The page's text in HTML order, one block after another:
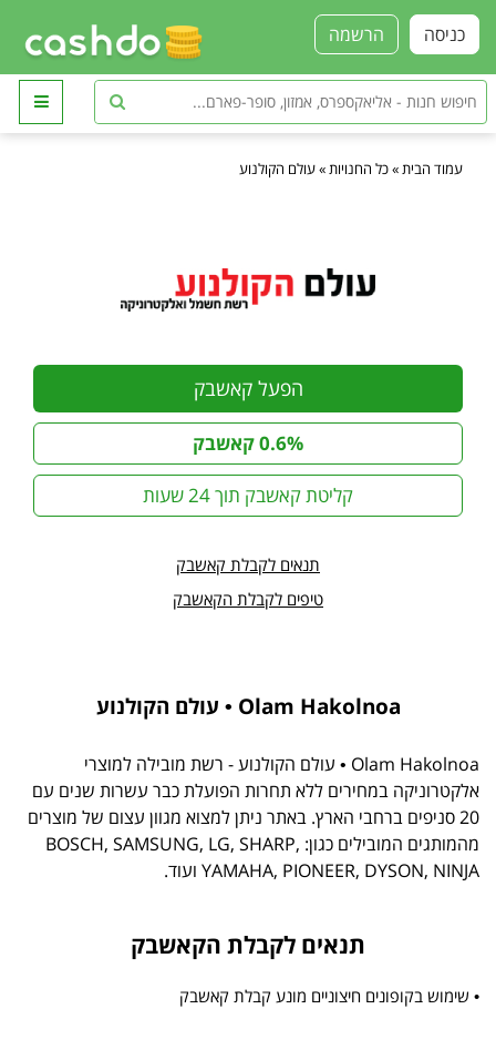
הרשמה כניסה
עמוד הבית »כל החנויות »עולם הקולנוע
הפעל קאשבק
0.6% קאשבק
קליטת קאשבק תוך 24 שעות
תנאים לקבלת קאשבק
טיפים לקבלת הקאשבק
Olam Hakolnoa • עולם הקולנוע
Olam Hakolnoa • עולם הקולנוע - רשת מובילה למוצרי
אלקטרוניקה במחירים ללא תחרות הפועלת כבר עשרות שנים עם
20 סניפים ברחבי הארץ. באתר ניתן למצוא מגוון עצום של מוצרים
מהמותגים המובילים כגון: BOSCH, SAMSUNG, LG, SHARP,
YAMAHA, PIONEER, DYSON, NINJA ועוד.
תנאים לקבלת הקאשבק
• שימוש בקופונים חיצוניים מונע קבלת קאשבק